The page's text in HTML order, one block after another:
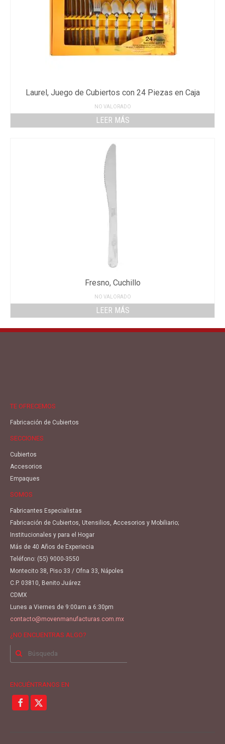
Laurel, Juego de Cubiertos con 24 Piezas en Caja
NO VALORADO
LEER MÁS
Fresno, Cuchillo
NO VALORADO
LEER MÁS
TE OFRECEMOS
Fabricación de Cubiertos
SECCIONES
Cubiertos
Accesorios
Empaques
SOMOS
Fabricantes Especialistas
Fabricación de Cubiertos, Utensilios, Accesorios y Mobiliario;
Institucionales y para el Hogar
Más de 40 Años de Experiecia
Teléfono: (55) 9000-3550
Montecito 38, Piso 33 / Ofna 33, Nápoles
C.P. 03810, Benito Juárez
CDMX
Lunes a Viernes de 9:00am a 6:30pm
contacto@movenmanufacturas.com.mx
¿NO ENCUENTRAS ALGO?
Buscar
ENCUÉNTRANOS EN